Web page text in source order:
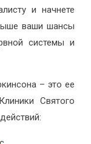
и начнете
ваши шансы
системы и
– это ее
Святого